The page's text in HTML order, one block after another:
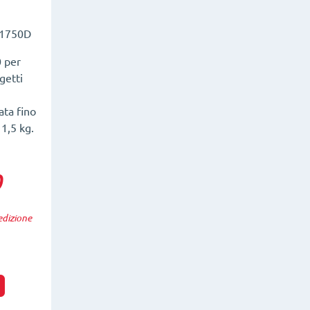
per
fino
kg.